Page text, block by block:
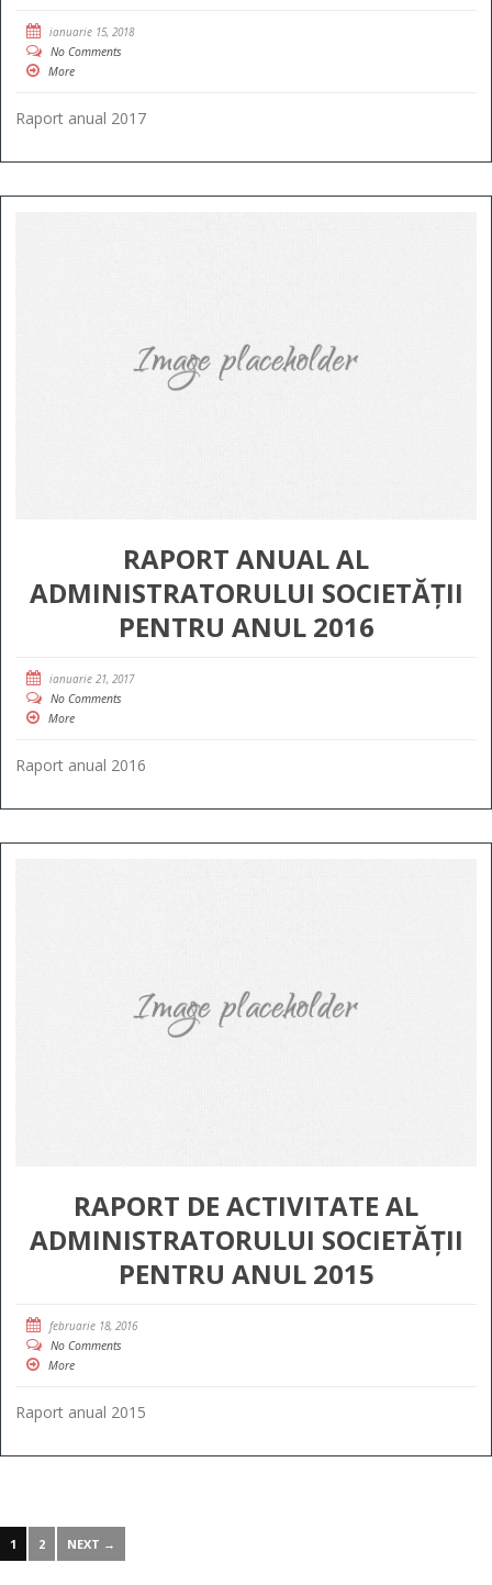
ianuarie 15, 2018
No Comments
More
Raport anual 2017
RAPORT ANUAL AL
ADMINISTRATORULUI SOCIETĂȚII
PENTRU ANUL 2016
ianuarie 21, 2017
No Comments
More
Raport anual 2016
RAPORT DE ACTIVITATE AL
ADMINISTRATORULUI SOCIETĂȚII
PENTRU ANUL 2015
februarie 18, 2016
No Comments
More
Raport anual 2015
1 2 NEXT →